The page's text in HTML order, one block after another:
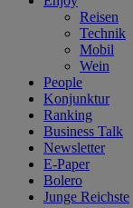
Reisen
Technik
Mobil
Wein
People
Konjunktur
Ranking
Business Talk
Newsletter
E-Paper
Bolero
Junge Reichste